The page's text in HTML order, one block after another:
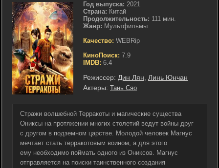
Год выпуска: 2021
Страна: Китай
Продолжительность: 111 мин.
Жанр: Мультфильмы
Качество: WEBRip
КиноПоиск: 7.9
IMDB: 6.4
Режиссер: Дин Лян
Линь Юнчан
Актеры: Тань Сяо
Стражи волшебной Терракоты и магические существа
Ониксы на протяжении многих столетий ведут войны друг
с другом в подземном царстве. Молодой человек Магнус
мечтает стать терракотовым воином, а для этого
ему необходимо поймать одного из Ониксов. Магнус
отправляется на поиски таинственного создания